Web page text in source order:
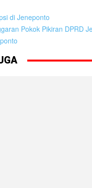
di Jeneponto
Pokok Pikiran DPRD